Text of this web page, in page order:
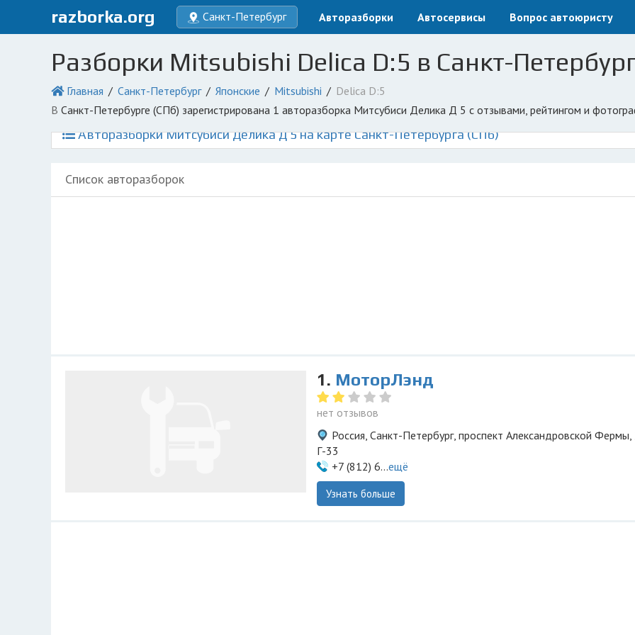
razborka.org Санкт-Петербург Авторазборки Автосервисы Вопрос автоюристу
Разборки Mitsubishi Delica D:5 в Санкт-
Главная Санкт-Петербург Японские Mitsubishi
Delica D:5
в Санкт-Петербурге (СПб) зарегистрирована 1 авторазборка Митсубиси Делика Д 5 с отзывами, рейтингом и
Авторазборки Митсубиси Делика Д 5 на карте Санкт-Петербурга (СПб)
Список авторазборок
1. МоторЛэнд
нет отзывов
Россия, Санкт-Петербург, проспект Александровской Фермы,
Г-33
+7 (812) 6...ещё
Узнать больше